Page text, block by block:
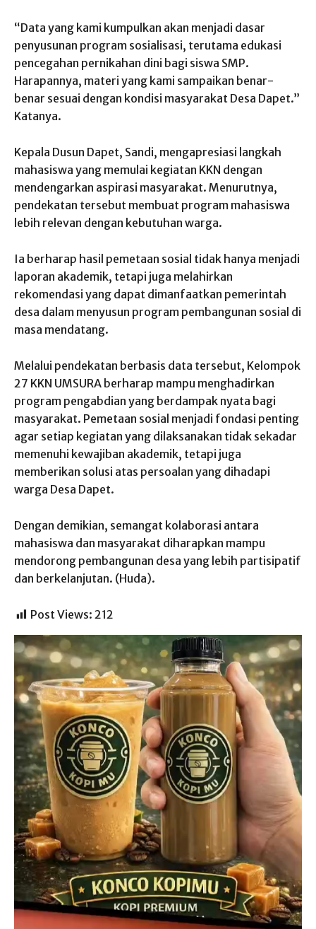
“Data yang kami kumpulkan akan menjadi dasar
penyusunan program sosialisasi, terutama edukasi
pencegahan pernikahan dini bagi siswa SMP.
Harapannya, materi yang kami sampaikan benar-
benar sesuai dengan kondisi masyarakat Desa Dapet.”
Katanya.
Kepala Dusun Dapet, Sandi, mengapresiasi langkah
mahasiswa yang memulai kegiatan KKN dengan
mendengarkan aspirasi masyarakat. Menurutnya,
pendekatan tersebut membuat program mahasiswa
lebih relevan dengan kebutuhan warga.
Ia berharap hasil pemetaan sosial tidak hanya menjadi
laporan akademik, tetapi juga melahirkan
rekomendasi yang dapat dimanfaatkan pemerintah
desa dalam menyusun program pembangunan sosial di
masa mendatang.
Melalui pendekatan berbasis data tersebut, Kelompok
27 KKN UMSURA berharap mampu menghadirkan
program pengabdian yang berdampak nyata bagi
masyarakat. Pemetaan sosial menjadi fondasi penting
agar setiap kegiatan yang dilaksanakan tidak sekadar
memenuhi kewajiban akademik, tetapi juga
memberikan solusi atas persoalan yang dihadapi
warga Desa Dapet.
Dengan demikian, semangat kolaborasi antara
mahasiswa dan masyarakat diharapkan mampu
mendorong pembangunan desa yang lebih partisipatif
dan berkelanjutan. (Huda).
Post Views: 212